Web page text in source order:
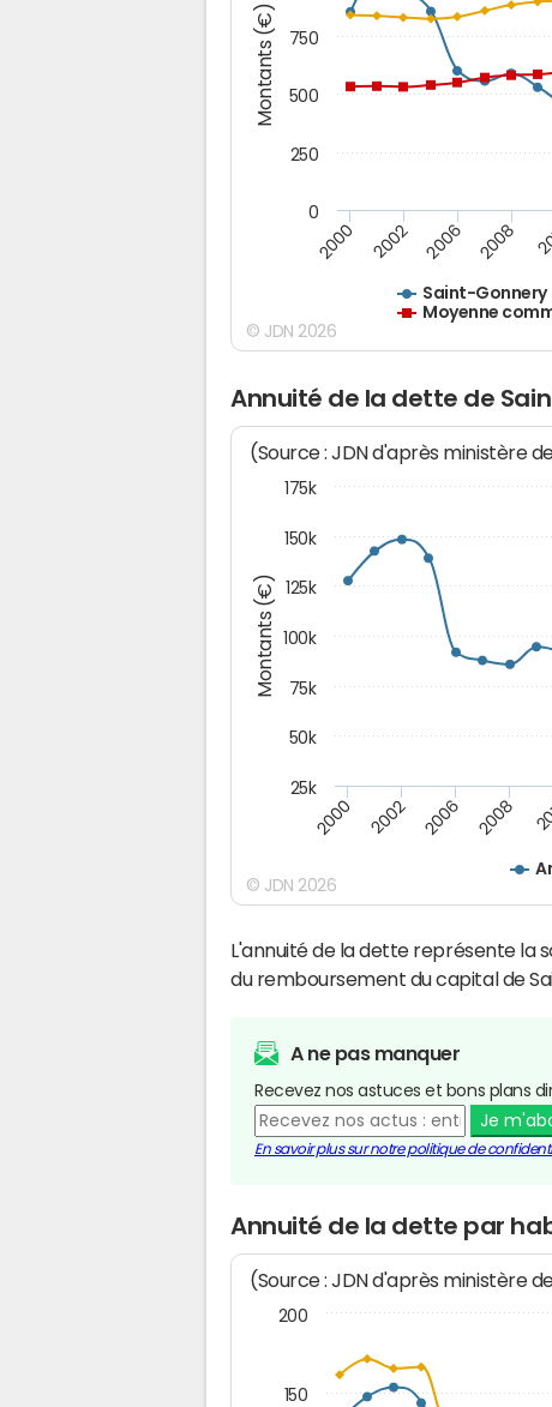
Montants (€)
Saint-Gonnery
Moyenne
2000 2002 2006 2008
0
250
500
750
© JDN 2026
Annuité de la dette de
Montants (€)
(Source : JDN d'après ministère
2000 2002 2006 2008
25k
50k
75k
100k
125k
150k
175k
© JDN 2026
L'annuité de la dette représente la
du remboursement du capital de
A ne pas manquer
Recevez nos astuces et bons plans
Je
En savoir plus sur notre politique de
Annuité de la dette par
(Source : JDN d'après ministère
150
200